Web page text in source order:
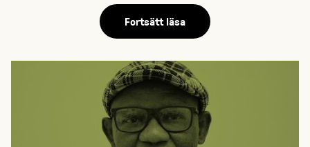
Fortsätt läsa